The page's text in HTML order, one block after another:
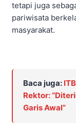
tetapi juga
pariwisata
masyarakat.
Baca juga:
Rektor:
Garis Awal”